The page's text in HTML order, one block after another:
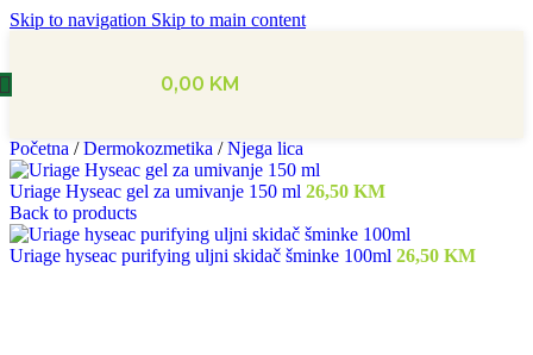
Skip to navigation Skip to main content
0,00 KM
Početna / Dermokozmetika / Njega lica
Uriage Hyseac gel za umivanje 150 ml 26,50 KM
Back to products
Uriage hyseac purifying uljni skidač šminke 100ml 26,50 KM